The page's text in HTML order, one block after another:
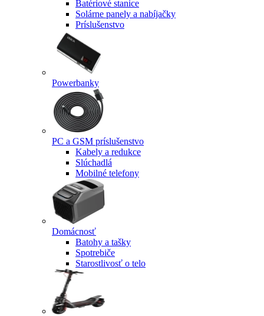
Batériové stanice
Solárne panely a nabíjačky
Príslušenstvo
Powerbanky
PC a GSM príslušenstvo
Kabely a redukce
Slúchadlá
Mobilné telefony
Domácnosť
Batohy a tašky
Spotrebiče
Starostlivosť o telo